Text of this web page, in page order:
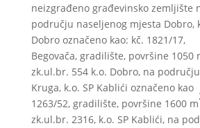
neizgrađeno građevinsko zemljište
području naseljenog mjesta Dobro,
Dobro označeno kao: kč. 1821/17,
Begovača, gradilište, površine 1050
zk.ul.br. 554 k.o. Dobro, na području
Kruga, k.o. SP Kablići označeno kao
1263/52, gradilište, površine 1600 m
zk.ul.br. 2316, k.o. SP Kablići, na